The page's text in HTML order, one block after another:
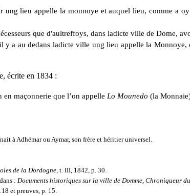
ung lieu appelle la monnoye et auquel lieu, comme a
que d'aultreffoys, dans ladicte ville de Dome,
y a au dedans ladicte ville ung lieu appelle la Monnoye,
écrite en 1834 :
en maçonnerie que l’on appelle Lo Mounedo(la
à Adhémar ou Aymar, son frère et héritier universel.
de la Dordogne, t. III, 1842, p. 30.
: Documents historiques sur la ville de Domme, Chroniqueur
et preuves, p. 15.